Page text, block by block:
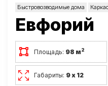
Быстровозводимые дома
Евфорий
Площадь: 98 м2
Габариты: 9 х 12